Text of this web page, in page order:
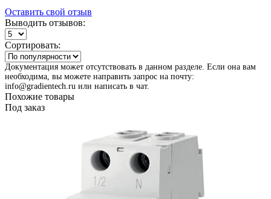
Оставить свой отзыв
Выводить отзывов:
Сортировать:
Документация может отсутствовать в данном разделе. Если она вам
необходима, вы можете направить запрос на почту:
info@gradientech.ru или написать в чат.
Похожие товары
Под заказ